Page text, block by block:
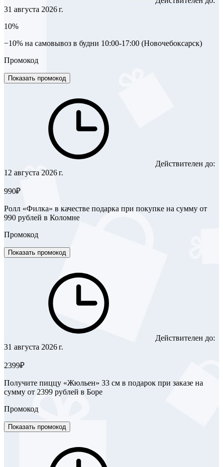
31 августа 2026 г.
10%
−10% на самовывоз в будни 10:00-17:00 (Новочебоксарск)
Промокод
Показать промокод
Действителен до:
12 августа 2026 г.
990₽
Ролл «Филка» в качестве подарка при покупке на сумму от
990 рублей в Коломне
Промокод
Показать промокод
Действителен до:
31 августа 2026 г.
2399₽
Получите пиццу «Жюльен» 33 см в подарок при заказе на
сумму от 2399 рублей в Боре
Промокод
Показать промокод